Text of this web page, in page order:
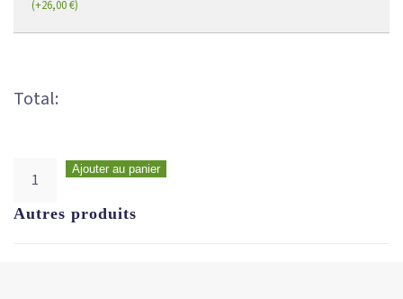
(+26,00€)
Total:
Ajouter au panier
Autres produits